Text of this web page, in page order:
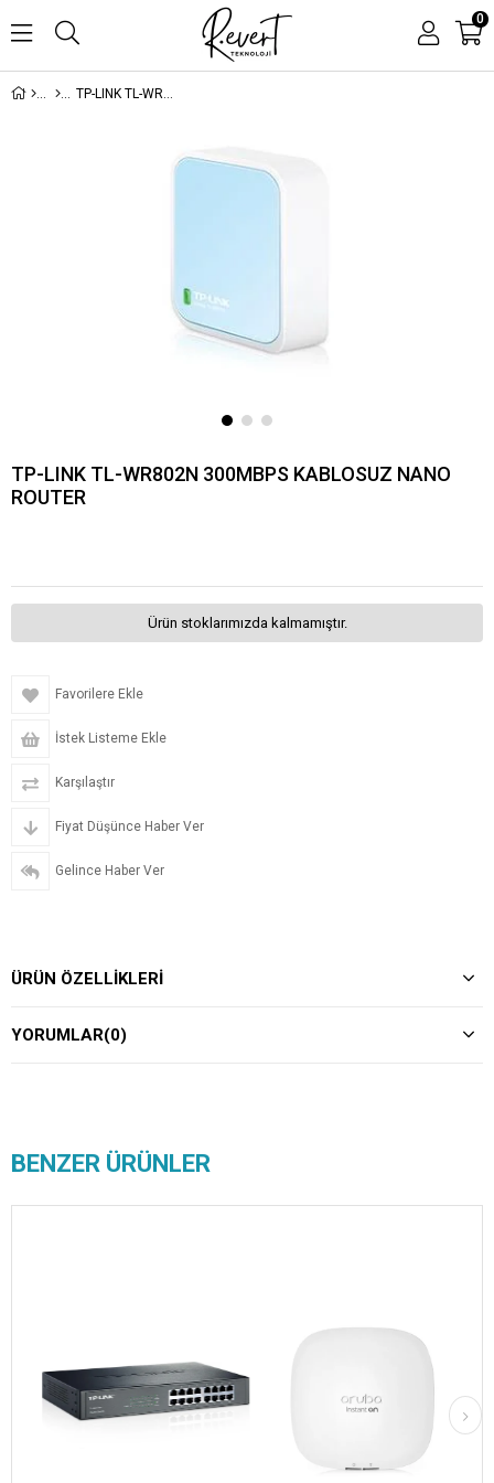
0
TP-LINK TL-WR802N 300MBPS KABLOSUZ NANO ROUTER
TP-LINK TL-WR802N 300MBPS KABLOSUZ NANO
ROUTER
Ürün stoklarımızda kalmamıştır.
Favorilere Ekle
İstek Listeme Ekle
Karşılaştır
Fiyat Düşünce Haber Ver
Gelince Haber Ver
ÜRÜN ÖZELLIKLERI
YORUMLAR(0)
BENZER ÜRÜNLER